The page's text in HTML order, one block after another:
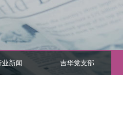
业新闻 吉华党支部